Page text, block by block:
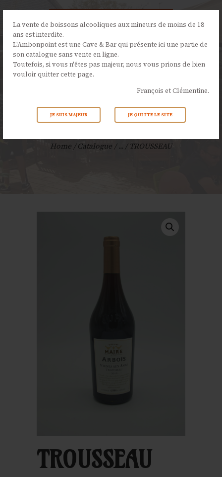
La vente de boissons alcooliques aux mineurs de moins de 18
ans est interdite.
L'Ambonpoint est une Cave & Bar qui présente ici une partie de
son catalogue sans vente en ligne.
Toutefois, si vous n'êtes pas majeur, nous vous prions de bien
vouloir quitter cette page.
François et Clémentine.
JE SUIS MAJEUR JE QUITTE LE SITE
TROUSSEAU
Home Catalogue ... TROUSSEAU
L’AMBONPOINT
LA CAVE
NOS ÉVÉNEMENTS
ACTUALITÉS
CONTACTS
TROUSSEAU